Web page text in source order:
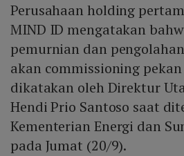
Perusahaan holding
MIND ID mengatakan
pemurnian dan
akan commissioning
dikatakan oleh Direktur
Hendi Prio Santoso saat
Kementerian Energi dan
pada Jumat (20/9).